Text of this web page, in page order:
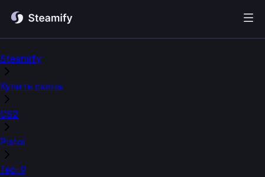
Steamify
Купить скины
CS2
Pistol
Tec-9